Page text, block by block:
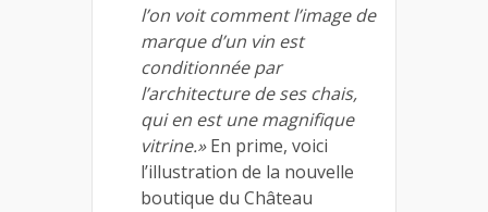
l’on voit comment l’image de
marque d’un vin est
conditionnée par
l’architecture de ses chais,
qui en est une magnifique
vitrine.»En prime, voici
l’illustration de la nouvelle
boutique du Château